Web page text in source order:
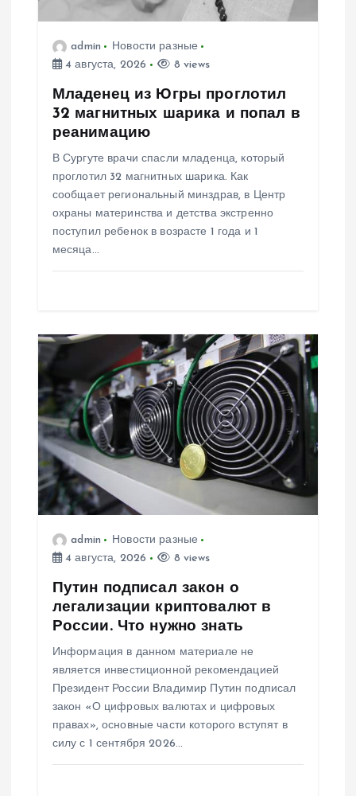
з
admin
Новости разные
4 августа, 2026
8 views
Младенец из Югры проглотил
32 магнитных шарика и попал в
реанимацию
В Сургуте врачи спасли младенца, который
проглотил 32 магнитных шарика. Как
сообщает региональный минздрав, в Центр
охраны материнства и детства экстренно
поступил ребенок в возрасте 1 года и 1
месяца…
admin
Новости разные
4 августа, 2026
8 views
Путин подписал закон о
легализации криптовалют в
России. Что нужно знать
Информация в данном материале не
является инвестиционной рекомендацией
Президент России Владимир Путин подписал
закон «О цифровых валютах и цифровых
правах», основные части которого вступят в
силу с 1 сентября 2026…